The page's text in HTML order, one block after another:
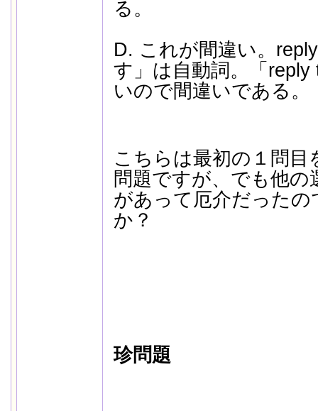
る。
D. これが間違い。
す」は自動詞。「
いので間違いである。
こちらは最初の１問
問題ですが、でも他の
があって厄介だった
か？
珍問題